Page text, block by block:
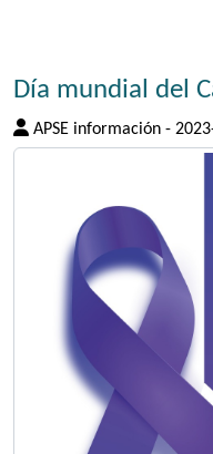
Día mundial del
APSE información -